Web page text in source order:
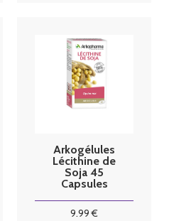
Arkogélules
Lécithine de
Soja 45
Capsules
9.99 €